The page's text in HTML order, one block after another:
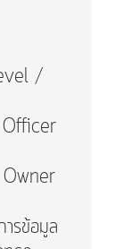
/
Owner
รข้อมูล